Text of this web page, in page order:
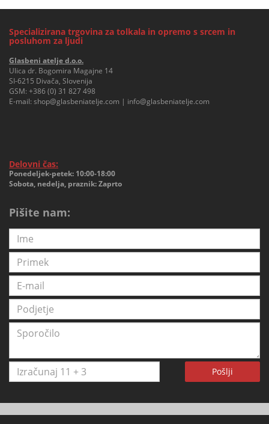
Specializirana trgovina za tolkala in opremo s srcem in
posluhom za ljudi
Glasbeni atelje d.o.o.
Ulica dr. Bogomira Magajne 14
SI-6215 Divača, Slovenija
GSM: +386 (0) 31 827 498
E-mail: shop@glasbeniatelje.com | info@glasbeniatelje.com
Delovni čas:
Ponedeljek-petek: 10:00-18:00
Sobota, nedelja, praznik: Zaprto
Pišite nam:
Pošlji